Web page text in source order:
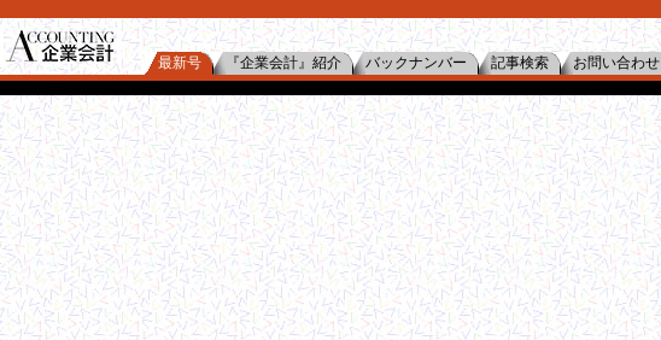
最新号 『企業会計』紹介 バックナンバー 記事検索 お問い合わせ